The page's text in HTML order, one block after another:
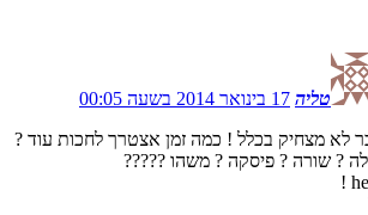
טליה 17 בינואר 2014 בשעה 00:05
לא מצחיק בכלל ! כמה זמן אצטרך לחכות עוד ?
? שורה ? פיסקה ? משהו ?????